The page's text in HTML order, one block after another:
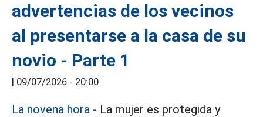
advertencias de los vecinos
al presentarse a la casa de su
novio - Parte 1
| 09/07/2026 - 20:00
La novena hora - La mujer es protegida y